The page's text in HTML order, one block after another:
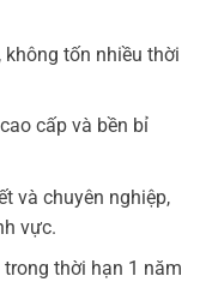
tốn nhiều thời
cấp và bền bỉ
và chuyên nghiệp,
vực.
thời hạn 1 năm